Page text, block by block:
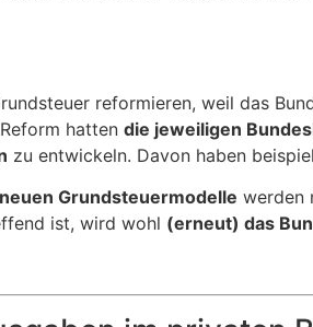
reformieren, weil das
hatten die jeweiligen
zu entwickeln. Davon haben
Grundsteuermodelle werden
ist, wird wohl (erneut) das